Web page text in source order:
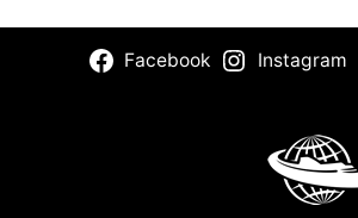
Facebook Instagram